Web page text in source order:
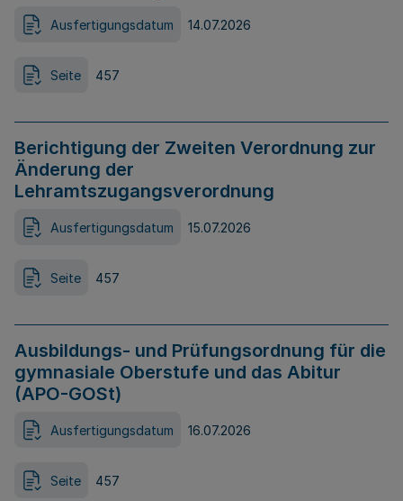
Ausfertigungsdatum 14.07.2026
Seite 457
Berichtigung der Zweiten Verordnung zur
Änderung der
Lehramtszugangsverordnung
Ausfertigungsdatum 15.07.2026
Seite 457
Ausbildungs- und Prüfungsordnung für die
gymnasiale Oberstufe und das Abitur
(APO-GOSt)
Ausfertigungsdatum 16.07.2026
Seite 457